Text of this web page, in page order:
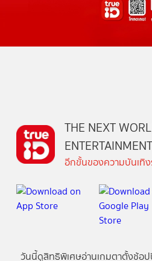
THE NEXT
ENTERTAINMENT
อีกขั้นของความบันเทิ
วันนี้ดูสิทธิพิเศษอ่านเกมตาตั้งช้อ